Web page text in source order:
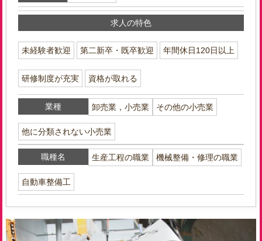
求人の特色
未経験者歓迎 第二新卒・既卒歓迎 年間休日120日以上
研修制度が充実 資格が取れる
業種 卸売業，小売業 その他の小売業
他に分類されない小売業
職種名 生産工程の職業 機械整備・修理の職業
自動車整備工